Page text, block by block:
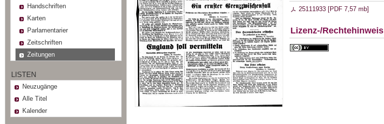
Handschriften
Karten
Parlamentarier
Zeitschriften
Zeitungen
LISTEN
Neuzugänge
Alle Titel
Kalender
25111933 [PDF 7,57 mb]
Lizenz-/Rechtehinweis